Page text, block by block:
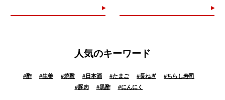
人気のキーワード
#酢 #生姜 #焼酎 #日本酒 #たまご #長ねぎ #ちらし寿司
#豚肉 #黒酢 #にんにく